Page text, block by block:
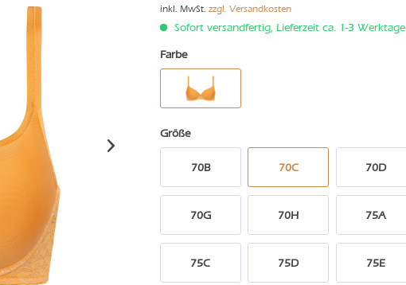
inkl. MwSt.zzgl. Versandkosten
Sofort versandfertig, Lieferzeit ca. 1-3 Werktage
Farbe
Größe
70B 70C 70D
70G 70H 75A
75C 75D 75E